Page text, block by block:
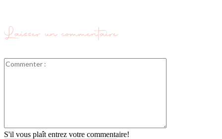
Laisser un commentaire
S'il vous plaît entrez votre commentaire!